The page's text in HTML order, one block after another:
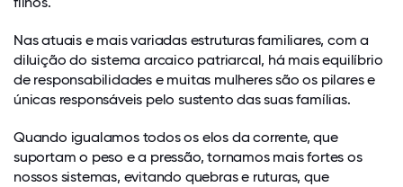
Nas atuais e mais variadas estruturas familiares, com a
diluição do sistema arcaico patriarcal, há mais equilíbrio
de responsabilidades e muitas mulheres são os pilares e
únicas responsáveis pelo sustento das suas famílias.
Quando igualamos todos os elos da corrente, que
suportam o peso e a pressão, tornamos mais fortes os
nossos sistemas, evitando quebras e ruturas, que